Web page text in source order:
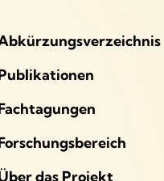
das Projekt